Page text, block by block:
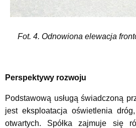
Fot. 4. Odnowiona elewacja
Perspektywy rozwoju
Podstawową usługą świadczoną
jest eksploatacja oświetlenia
otwartych. Spółka zajmuje się